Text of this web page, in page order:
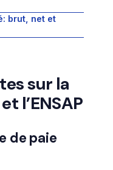
brut, net et
sur la
l’ENSAP
de paie